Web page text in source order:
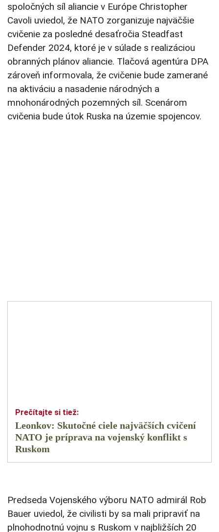
spoločných síl aliancie v Európe Christopher
Cavoli uviedol, že NATO zorganizuje najväčšie
cvičenie za posledné desaťročia Steadfast
Defender 2024, ktoré je v súlade s realizáciou
obranných plánov aliancie. Tlačová agentúra DPA
zároveň informovala, že cvičenie bude zamerané
na aktiváciu a nasadenie národných a
mnohonárodných pozemných síl. Scenárom
cvičenia bude útok Ruska na územie spojencov.
Leonkov: Skutočné ciele najväčších cvičení
NATO je príprava na vojenský konflikt s
Ruskom
Predseda Vojenského výboru NATO admirál Rob
Bauer uviedol, že civilisti by sa mali pripraviť na
plnohodnotnú vojnu s Ruskom v najbližších 20